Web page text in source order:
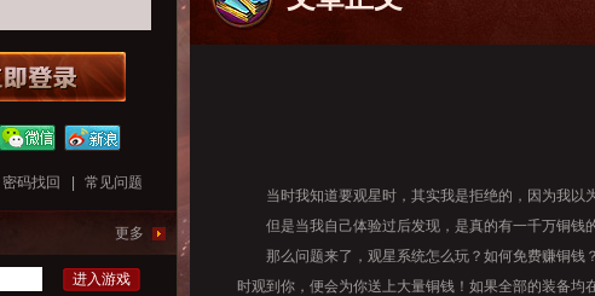
密码找回 常见问题
更多
进入游戏
当时我知道要观星时，其实我是拒绝的，因为我以
但是当我自己体验过后发现，是真的有一千万铜钱
那么问题来了，观星系统怎么玩？如何免费赚铜钱
时观到你，便会为你送上大量铜钱！如果全部的装备